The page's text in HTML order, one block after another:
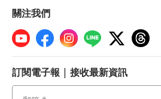
關注我們
訂閱電子報 | 接收最新資訊